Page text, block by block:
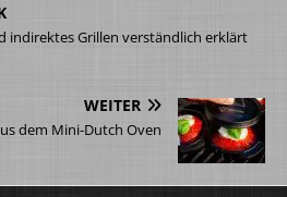
indirektes Grillen verständlich erklärt
WEITER
dem Mini-Dutch Oven